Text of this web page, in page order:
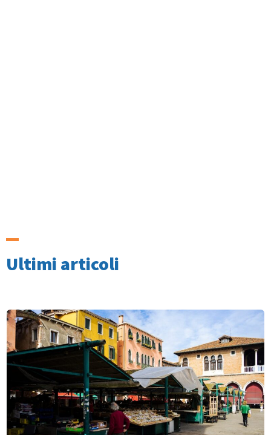
Ultimi articoli